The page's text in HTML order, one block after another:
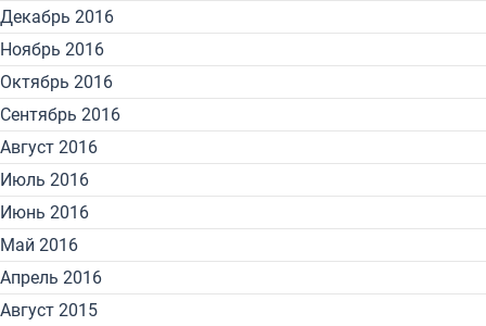
Декабрь 2016
Ноябрь 2016
Октябрь 2016
Сентябрь 2016
Август 2016
Июль 2016
Июнь 2016
Май 2016
Апрель 2016
Август 2015